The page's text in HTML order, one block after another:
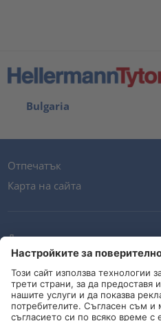
Bulgaria
Отпечатък
Карта на сайта
Декларация за поверителност